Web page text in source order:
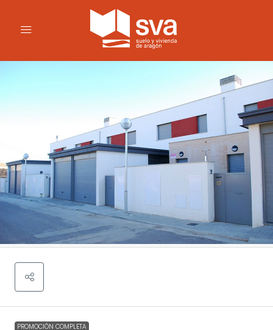
PROMOCIÓN COMPLETA